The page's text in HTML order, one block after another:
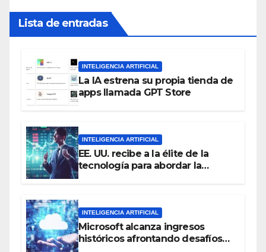
Lista de entradas
INTELIGENCIA ARTIFICIAL
La IA estrena su propia tienda de
apps llamada GPT Store
INTELIGENCIA ARTIFICIAL
EE. UU. recibe a la élite de la
tecnología para abordar la
INTELIGENCIA ARTIFICIAL
Microsoft alcanza ingresos
históricos afrontando desafíos